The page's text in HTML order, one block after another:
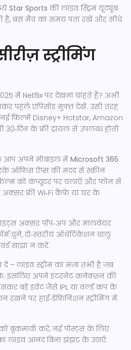
Star Sports की लाइव स्ट्रिम यूट्यूब
है, बस मैच का समय पता रखें और सीधे
स्ट्रीमिंग
में Netflix पर देखना चाहते हैं? अभी
पहले एपिसोड मुफ्त देखें. उसी तरह
नई फ़िल्में Disney+ Hotstar, Amazon
के फ्री ट्रायल से उपलब्ध होती
आप अपने मोबाइल में Microsoft 365
ऑफिस ऐप्स की मदद से स्क्रीन
को कंप्यूटर पर चलाएँ और फोन से
अक्सर फ्री Wi‑Fi कैफ़े या घर के
अक्सर पॉप‑अप और मालवेयर
चुनें, दो‑स्तरीय ऑथेंटिकेशन चालू
साझा न करें.
– लाइव स्ट्रीम का मज़ा तभी है जब
इसलिए अपने इंटरनेट कनेक्शन की
बड़े इवेंट जैसे IPL या वर्ल्ड कप के
रखने पर हाई‑डेफ़िनिशन स्ट्रीमिंग में
बुकमार्क करें, नई पोस्ट्स के लिए
लाइव आनंद बिना झंझट के उठाएँ.